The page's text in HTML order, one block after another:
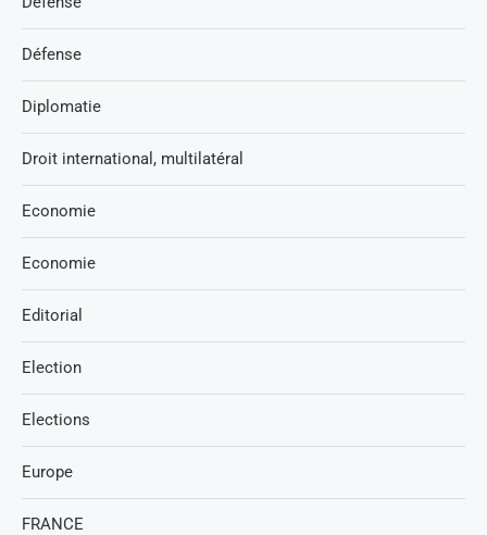
Défense
Diplomatie
Droit international, multilatéral
Economie
Economie
Editorial
Election
Elections
Europe
FRANCE